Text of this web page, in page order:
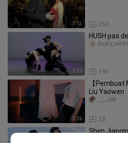
5:13 253
1:57
HUSH pas
190
3:26
【Pembuat
Liu
Wenxin Duo
23
____ubk
Shen